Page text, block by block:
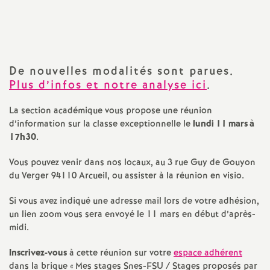
i
o
n
a
l
d
De nouvelles modalités sont parues.
Plus d’infos et notre analyse ici.
La section académique vous propose une réunion
d’information sur la classe exceptionnelle lelundi 11 mars à
17h30.
Vous pouvez venir dans nos locaux, au 3 rue Guy de Gouyon
du Verger 94110 Arcueil, ou assister à la réunion en visio.
Si vous avez indiqué une adresse mail lors de votre adhésion,
un lien zoom vous sera envoyé le 11 mars en début d’après-
midi.
Inscrivez-vousà cette réunion sur votreespace adhérent
dans la brique «Mes stages Snes-FSU / Stages proposés par